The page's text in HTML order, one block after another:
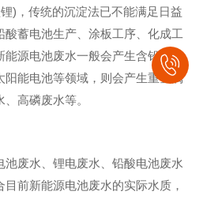
)，传统的沉淀法已不能满足日益
蓄电池生产、涂板工序、化成工
能源电池废水一般会产生含铅重金
阳能电池等领域，则会产生重金属
高磷废水等。
废水、锂电废水、铅酸电池废水
前新能源电池废水的实际水质，